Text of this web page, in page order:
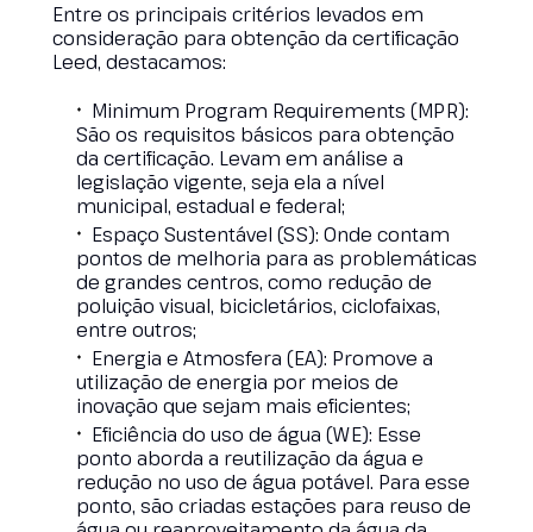
Entre os principais critérios levados em
consideração para obtenção da certificação
Leed, destacamos:
Minimum Program Requirements (MPR):
São os requisitos básicos para obtenção
da certificação. Levam em análise a
legislação vigente, seja ela a nível
municipal, estadual e federal;
Espaço Sustentável (SS): Onde contam
pontos de melhoria para as problemáticas
de grandes centros, como redução de
poluição visual, bicicletários, ciclofaixas,
entre outros;
Energia e Atmosfera (EA): Promove a
utilização de energia por meios de
inovação que sejam mais eficientes;
Eficiência do uso de água (WE): Esse
ponto aborda a reutilização da água e
redução no uso de água potável. Para esse
ponto, são criadas estações para reuso de